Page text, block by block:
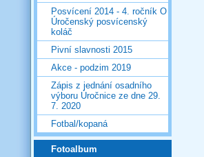
Posvícení 2014 - 4. ročník O
Úročenský posvícenský
koláč
Pivní slavnosti 2015
Akce - podzim 2019
Zápis z jednání osadního
výboru Úročnice ze dne 29.
7. 2020
Fotbal/kopaná
Fotoalbum